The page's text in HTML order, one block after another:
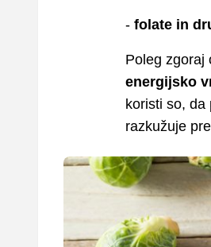
- folate in
Poleg zgoraj
energijsko
koristi so,
razkužuje